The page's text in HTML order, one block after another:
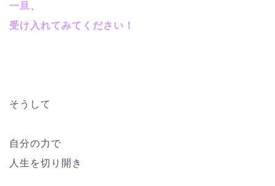
一旦、
受け入れてみてください！
そうして
自分の力で
人生を切り開き